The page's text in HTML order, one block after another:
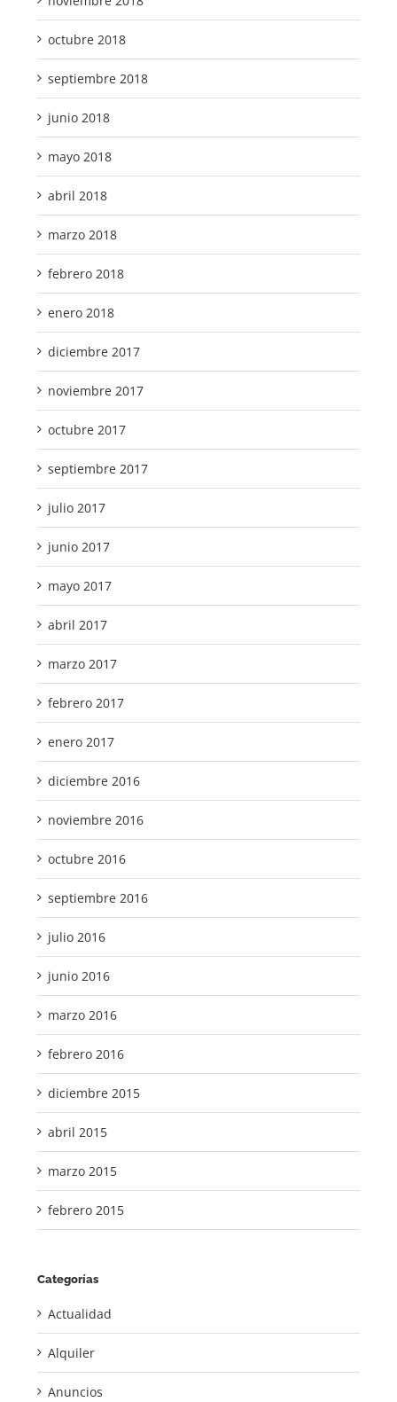
octubre 2018
septiembre 2018
junio 2018
mayo 2018
abril 2018
marzo 2018
febrero 2018
enero 2018
diciembre 2017
noviembre 2017
octubre 2017
septiembre 2017
julio 2017
junio 2017
mayo 2017
abril 2017
marzo 2017
febrero 2017
enero 2017
diciembre 2016
noviembre 2016
octubre 2016
septiembre 2016
julio 2016
junio 2016
marzo 2016
febrero 2016
diciembre 2015
abril 2015
marzo 2015
febrero 2015
Categorías
Actualidad
Alquiler
Anuncios